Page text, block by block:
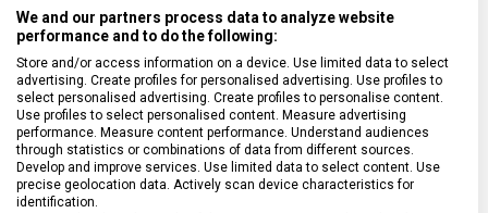
MATERIÁL RUKOJETI Plast (PPC)
DÉLKA ČEPELE 22 cm
BARVA Červená
We and our partners process data to analyze website
performance and to do the following:
Store and/or access information on a device. Use limited data to select
advertising. Create profiles for personalised advertising. Use profiles to
select personalised advertising. Create profiles to personalise content.
Use profiles to select personalised content. Measure advertising
performance. Measure content performance. Understand audiences
through statistics or combinations of data from different sources.
Develop and improve services. Use limited data to select content. Use
precise geolocation data. Actively scan device characteristics for
identification.